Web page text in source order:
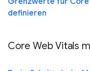
definieren
Core Web Vitals